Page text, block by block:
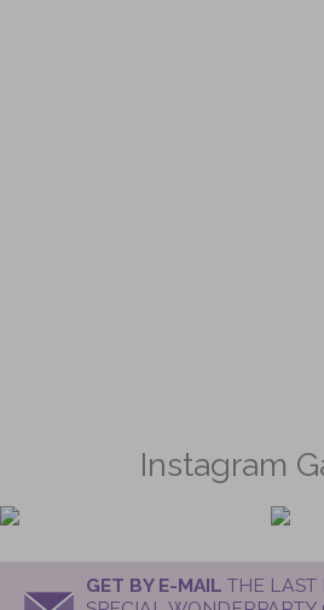
Instagram
GET BY E-MAIL THE LAST